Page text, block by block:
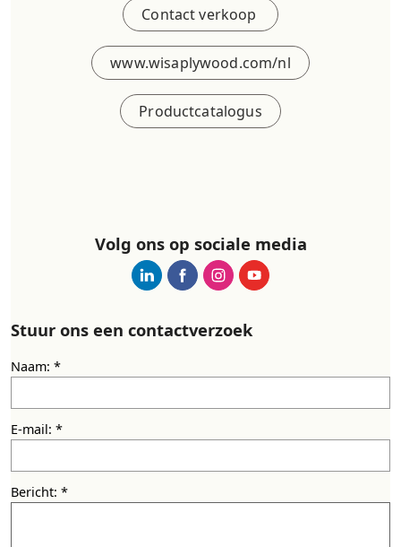
Contact verkoop
www.wisaplywood.com/nl
Productcatalogus
Volg ons op sociale media
Stuur ons een contactverzoek
Naam:
E-mail:
Bericht: